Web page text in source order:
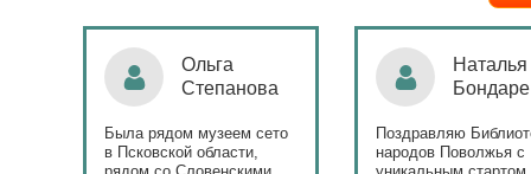
Ольга
Степанова
Была рядом музеем сето
в Псковской области,
Наталья
Поздравляю
народов Поволжья с